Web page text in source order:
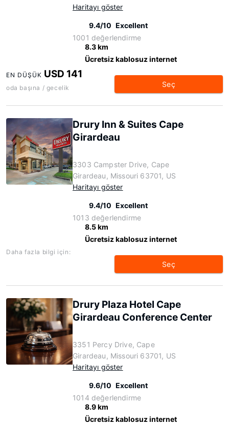
Haritayı göster
9.4/10 Excellent
1001 değerlendirme
8.3 km
Ücretsiz kablosuz internet
EN DÜŞÜK USD 141
oda başına / gecelik Seç
Drury Inn & Suites Cape
Girardeau
3303 Campster Drive, Cape
Girardeau, Missouri 63701, US
Haritayı göster
9.4/10 Excellent
1013 değerlendirme
8.5 km
Ücretsiz kablosuz internet
Daha fazla bilgi için:
Seç
Drury Plaza Hotel Cape
Girardeau Conference Center
3351 Percy Drive, Cape
Girardeau, Missouri 63701, US
Haritayı göster
9.6/10 Excellent
1014 değerlendirme
8.9 km
Ücretsiz kablosuz internet